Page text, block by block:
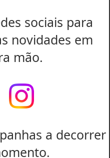
sociais para
novidades em
mão.
a decorrer